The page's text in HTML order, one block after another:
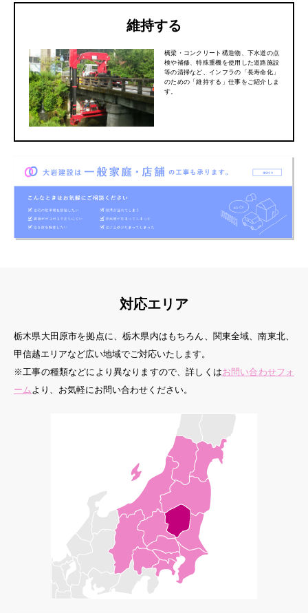
維持する
橋梁・コンクリート構造物、下水道の点
検や補修、特殊重機を使用した道路施設
等の清掃など、インフラの「長寿命化」
のための「維持する」仕事をご紹介しま
す。
対応エリア
栃木県大田原市を拠点に、栃木県内はもちろん、関東全域、南東北、
甲信越エリアなど広い地域でご対応いたします。
※工事の種類などにより異なりますので、詳しくはお問い合わせフォ
ームより、お気軽にお問い合わせください。